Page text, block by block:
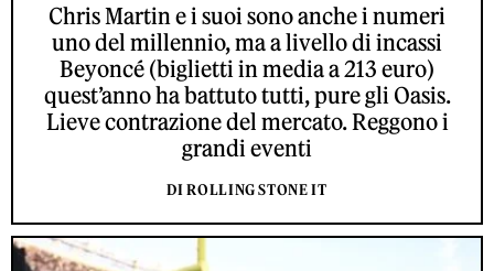
Chris Martin e i suoi sono anche i numeri
uno del millennio, ma a livello di incassi
Beyoncé (biglietti in media a 213 euro)
quest’anno ha battuto tutti, pure gli Oasis.
Lieve contrazione del mercato. Reggono i
grandi eventi
DI ROLLING STONE IT